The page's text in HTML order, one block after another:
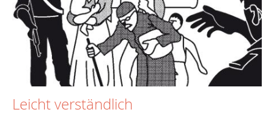
Leicht verständlich